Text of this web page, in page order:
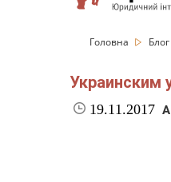
Головна Блог
Украинским
19.11.2017